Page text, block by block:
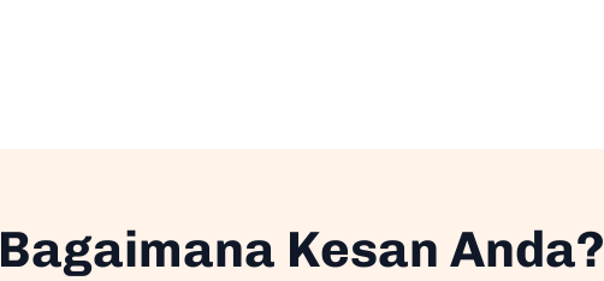
Bagaimana Kesan Anda?